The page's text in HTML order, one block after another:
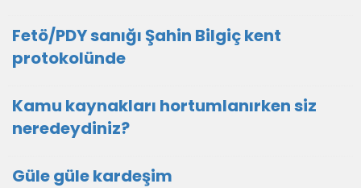
Fetö/PDY sanığı Şahin Bilgiç kent
protokolünde
Kamu kaynakları hortumlanırken siz
neredeydiniz?
Güle güle kardeşim